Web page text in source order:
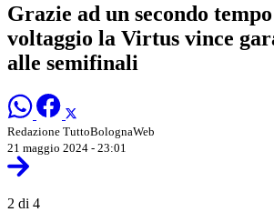
Grazie ad un secondo
voltaggio la Virtus vince
alle semifinali
Redazione TuttoBolognaWeb
21 maggio 2024 - 23:01
2 di 4